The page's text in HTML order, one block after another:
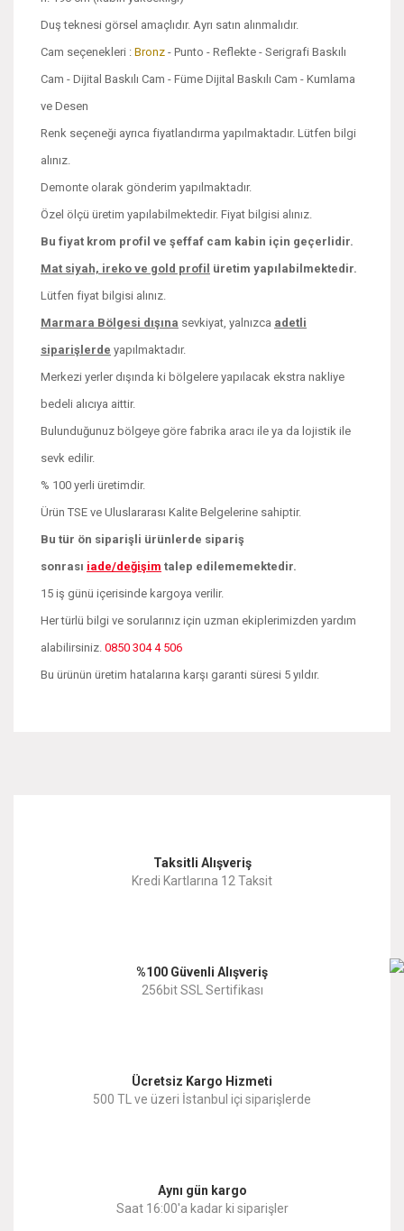
Duş teknesi görsel amaçlıdır. Ayrı satın alınmalıdır.
Cam seçenekleri : Bronz - Punto - Reflekte - Serigrafi Baskılı
Cam - Dijital Baskılı Cam - Füme Dijital Baskılı Cam - Kumlama
ve Desen
Renk seçeneği ayrıca fiyatlandırma yapılmaktadır. Lütfen bilgi
alınız.
Demonte olarak gönderim yapılmaktadır.
Özel ölçü üretim yapılabilmektedir. Fiyat bilgisi alınız.
Bu fiyat krom profil ve şeffaf cam kabin için geçerlidir.
Mat siyah, ireko ve gold profil üretim yapılabilmektedir.
Lütfen fiyat bilgisi alınız.
Marmara Bölgesi dışına sevkiyat, yalnızca adetli
siparişlerde yapılmaktadır.
Merkezi yerler dışında ki bölgelere yapılacak ekstra nakliye
bedeli alıcıya aittir.
Bulunduğunuz bölgeye göre fabrika aracı ile ya da lojistik ile
sevk edilir.
% 100 yerli üretimdir.
Ürün TSE ve Uluslararası Kalite Belgelerine sahiptir.
Bu tür ön siparişli ürünlerde sipariş
sonrası iade/değişim talep edilememektedir.
15 iş günü içerisinde kargoya verilir.
Her türlü bilgi ve sorularınız için uzman ekiplerimizden yardım
alabilirsiniz. 0850 304 4 506
Bu ürünün üretim hatalarına karşı garanti süresi 5 yıldır.
Ürün resmi kalitesiz, bozuk veya görüntülenemiyor.
Ürün fiyatı diğer sitelerden daha pahalı.
Taksitli Alışveriş
Kredi Kartlarına 12 Taksit
%100 Güvenli Alışveriş
256bit SSL Sertifikası
Ücretsiz Kargo Hizmeti
500 TL ve üzeri İstanbul içi siparişlerde
Aynı gün kargo
Saat 16:00'a kadar ki siparişler